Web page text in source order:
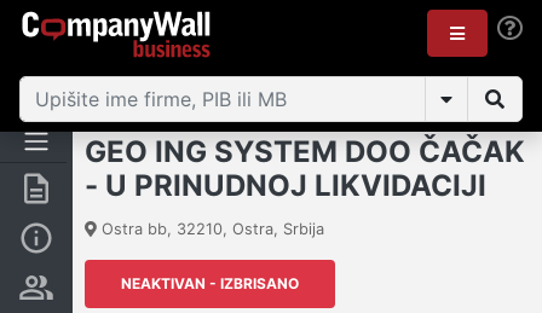
Rezime
Osnovni podaci
Vlasnička struktura
GEO ING SYSTEM DOO ČAČAK
- U PRINUDNOJ LIKVIDACIJI
Ostra bb, 32210, Ostra, Srbija
NEAKTIVAN - IZBRISANO